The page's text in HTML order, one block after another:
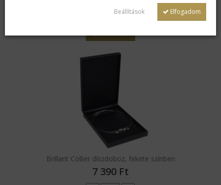
Brillant univerzális díszdoboz, fekete színben
Kosárba
Elfogadom
Beállítások